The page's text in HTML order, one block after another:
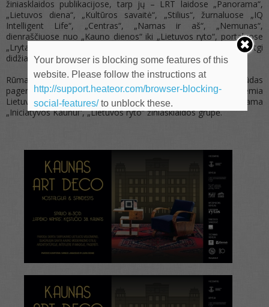
žiniasklaidos publikacijose, tarp jų – LRT laidose „Panorama“,
„Lietuvos diena“, „Kultūros savaitė“, „Stilius“, žurnaluose „IQ
Intelligent Life“, „Centras“, „Namas ir aš“, „Nemunas“,
dienraščiuose nuo „Kauno dienos“ iki „Lietuvos ryto“, portaluose
„Lrytas.lt“, „Delfi.lt“, „Pilotas.lt“, „Kaunas pilnas kultūros“, netgi
didžiausiame Didžiosios Britanijos laikraštyje „Guardian“.
Rūmai tapo šios parodos mecenatu. Tai dar vienas būdas
pagerbti Lietuvos pramonės ir verslo istoriją. Renginio idėją remia
Lietuvos kultūros taryba, Kauno m. savivaldybės programa
„Iniciatyvos Kaunui“, „Lietuvos ryto“ žiniasklaidos grupė.
Your browser is blocking some features of this
website. Please follow the instructions at
http://support.heateor.com/browser-blocking-
social-features/to unblock these.